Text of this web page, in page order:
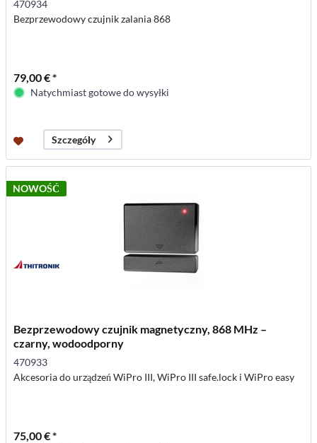
470934
Bezprzewodowy czujnik zalania 868
79,00 € *
Natychmiast gotowe do wysyłki
Szczegóły
NOWOŚĆ
Bezprzewodowy czujnik magnetyczny, 868 MHz –
czarny, wodoodporny
470933
Akcesoria do urządzeń WiPro III, WiPro III safe.lock i WiPro easy
75,00 € *